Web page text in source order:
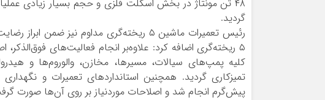
گردید.
رئیس تعمیرات ماشین ۵ ریخته‌گری مداوم
۵ ریخته‌گری اضافه کرد: علاوه‌بر انجام فعالیت‌های
کلیه پمپ‌های سیالات، مسیرها، مخازن، والوروم‌ها و
تمیزکاری گردید. همچنین استانداردهای تعمیرات و
پیش‌گرم انجام شد و اصلاحات موردنیاز بر روی آن‌ها صورت